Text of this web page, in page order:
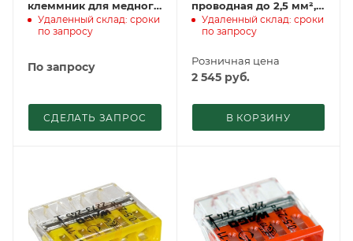
клеммник для медного
провода
Удаленный склад: сроки
по запросу
По запросу
СДЕЛАТЬ ЗАПРОС
проводная до 2,5 мм²,
(50 шт./уп.) WAGO
Удаленный склад: сроки
по запросу
Розничная цена
2 545руб.
В КОРЗИНУ